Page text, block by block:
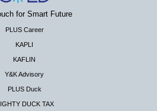
for Smart Future
PLUS Career
KAPLI
KAFLIN
Y&K Advisory
PLUS Duck
DUCK TAX